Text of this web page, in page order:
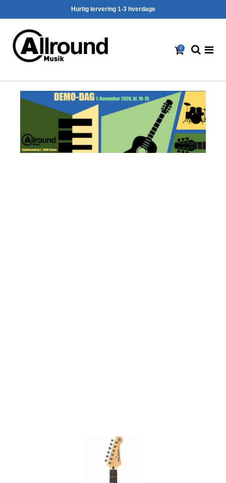
Hurtig lervering 1-3 hverdage
0